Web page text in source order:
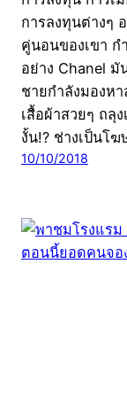
การลงทุนต่างๆ
คู่นอนของเขา
อย่าง Chanel
ชายกำลังมองห
เสื้อผ้าสวยๆ ถลุ
งั้น!? ช่างเป็นโ
10/10/2018